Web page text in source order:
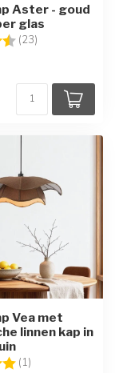
Aster - goud
glas
(23)
Vea met
linnen kap in
(1)